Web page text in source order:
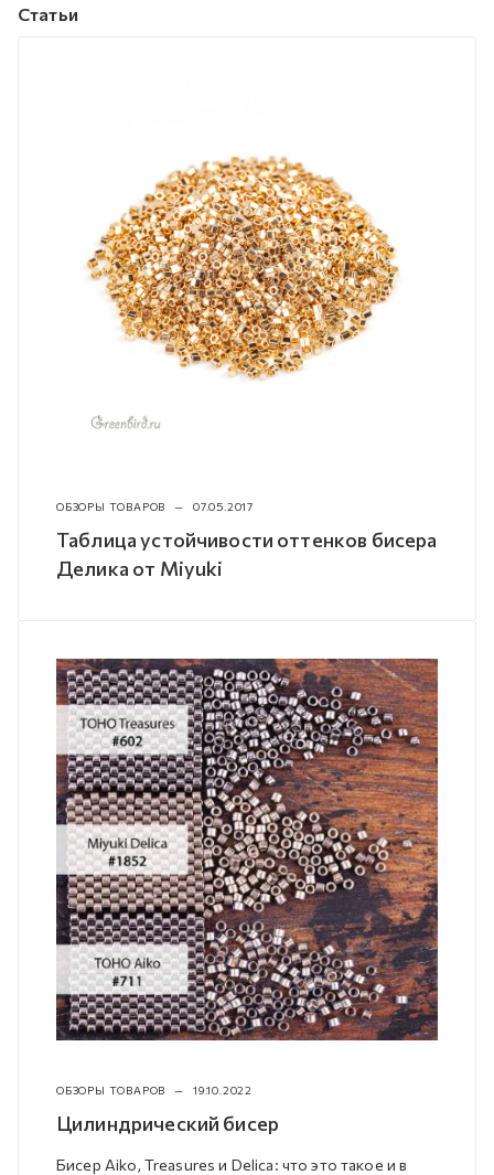
Статьи
ОБЗОРЫ ТОВАРОВ — 07.05.2017
Таблица устойчивости оттенков бисера
Делика от Miyuki
ОБЗОРЫ ТОВАРОВ — 19.10.2022
Цилиндрический бисер
Бисер Aiko, Treasures и Delica: что это такое и в